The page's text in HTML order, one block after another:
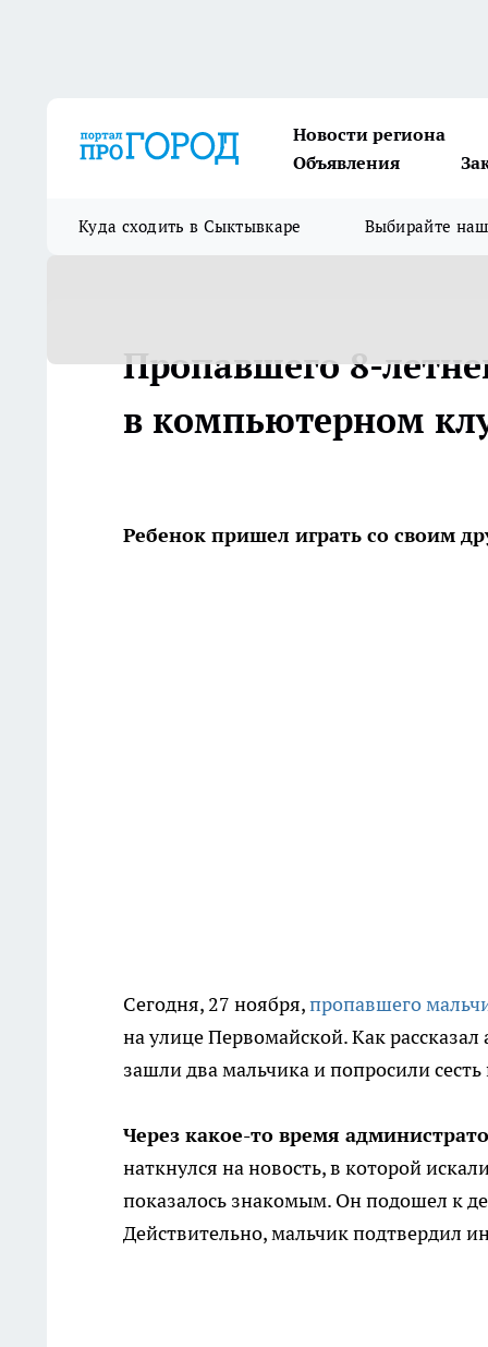
Новости региона
Объявления
Куда сходить в Сыктывкаре Выбирайте
Пропавшего 8-
в компьютерном
Ребенок пришел играть со своим
Сегодня, 27 ноября,пропавшего
на улице Первомайской. Как рассказал
зашли два мальчика и попросили
Через какое-то время
наткнулся на новость, в которой
показалось знакомым. Он подошел к
Действительно, мальчик подтвердил